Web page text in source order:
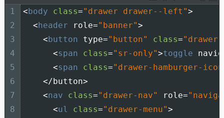
1
2
3
4
5
6
7
8
< body class="drawer drawer--left">
< header role="banner">
< button type="button" class=
<span class="sr-only">toggle
<span class="drawer-hamburger-
</ button>
<nav class="drawer-nav" role=
<ul class="drawer-menu">